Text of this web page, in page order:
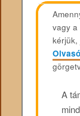
vagy a
kérjük,
A